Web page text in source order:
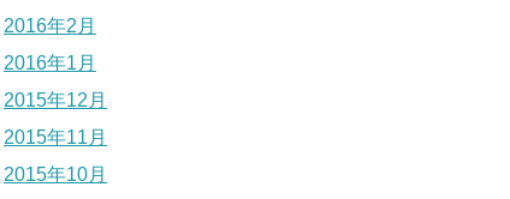
2016年2月
2016年1月
2015年12月
2015年11月
2015年10月